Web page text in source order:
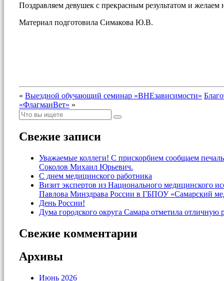
Поздравляем девушек с прекрасным результатом и
Материал подготовила Симакова Ю.В.
« Выездной обучающий семинар «ВНЕзависимости»
«ФлагманВет» »
Свежие записи
Уважаемые коллеги! С прискорбием сообщаем
Соколов Михаил Юрьевич.
С днем медицинского работника
Визит экспертов из Национального
Павлова Минздрава России в ГБПОУ «Самарский
День России!
Дума городского округа Самара отметила
Свежие комментарии
Архивы
Июнь 2026